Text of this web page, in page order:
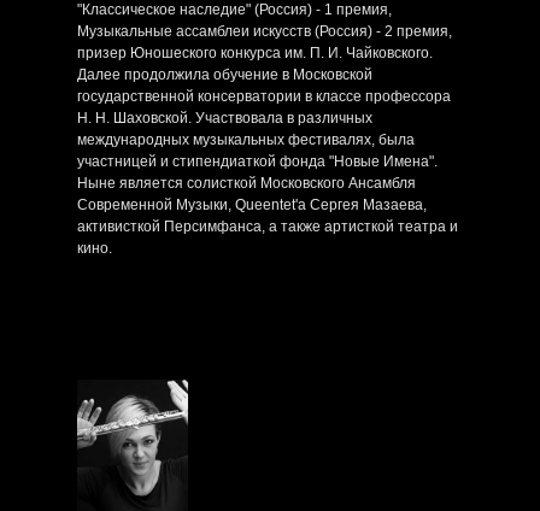
"Классическое наследие" (Россия) - 1 премия,
Музыкальные ассамблеи искусств (Россия) - 2 премия,
призер Юношеского конкурса им. П. И. Чайковского.
Далее продолжила обучение в Московской
государственной консерватории в классе профессора
Н. Н. Шаховской. Участвовала в различных
международных музыкальных фестивалях, была
участницей и стипендиаткой фонда "Новые Имена".
Ныне является солисткой Московского Ансамбля
Современной Музыки, Queentet'a Сергея Мазаева,
активисткой Персимфанса, а также артисткой театра и
кино.